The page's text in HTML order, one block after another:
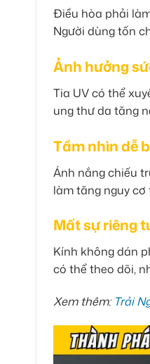
Điều hòa phải
Người dùng tốn
Ảnh hưởng
Tia UV có thể
ung thư da tăng
Tầm nhìn dễ
Ánh nắng chiếu
làm tăng nguy
Mất sự riêng
Kính không dán
có thể theo dõi,
Xem thêm: Trải